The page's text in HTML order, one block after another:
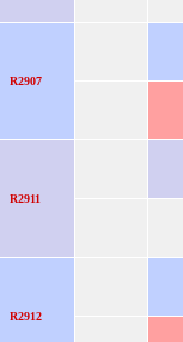
R2907
R2911
R2912